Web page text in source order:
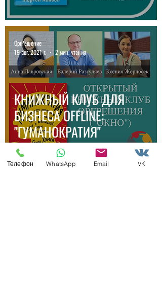
КНИЖНЫЙ КЛУБ ДЛЯ
БИЗНЕСА OFFLINE:
"ГУМАНОКРАТИЯ"
ОргРешение
19 авг. 2021 г.
2 мин. чтения
Телефон WhatsApp Email VK